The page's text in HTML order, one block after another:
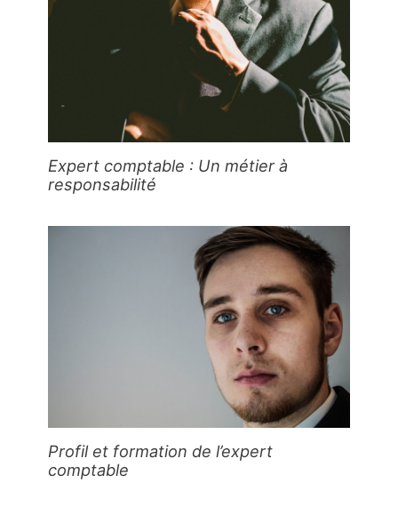
Expert comptable : Un métier à
responsabilité
Profil et formation de l’expert
comptable